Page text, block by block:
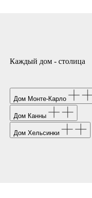
Каждый дом - столица
Дом Монте-Карло
Дом Канны
Дом Хельсинки